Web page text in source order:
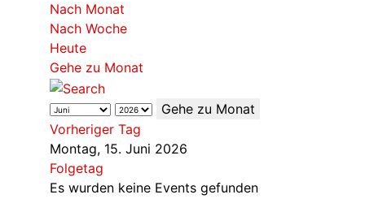
Nach Monat
Nach Woche
Heute
Gehe zu Monat
Gehe zu Monat
Vorheriger Tag
Montag, 15. Juni 2026
Folgetag
Es wurden keine Events gefunden